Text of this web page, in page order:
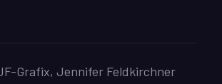
Grafix, Jennifer Feldkirchner